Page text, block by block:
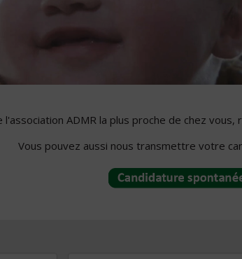
ADMR la plus proche de chez
Vous pouvez aussi nous transmettre votre